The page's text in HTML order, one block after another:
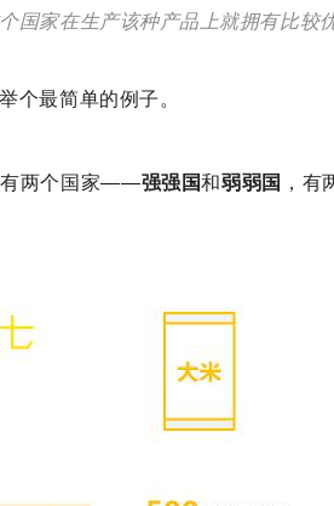
国家在生产该种产品上就拥有比较
个最简单的例子。
有两个国家——强强国和弱弱国 ，